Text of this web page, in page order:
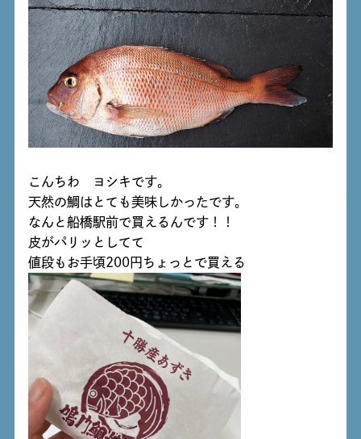
こんちわ ヨシキです。
天然の鯛はとても美味しかったです。
なんと船橋駅前で買えるんです！！
皮がパリッとしてて
値段もお手頃200円ちょっとで買える